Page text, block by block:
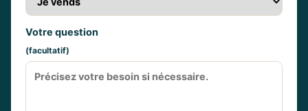
Votre question
(facultatif)